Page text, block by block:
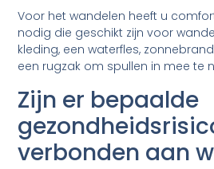
Voor het wandelen heeft u
nodig die geschikt zijn voor
kleding, een waterfles,
een rugzak om spullen in mee te
Zijn er bepaalde
verbonden aan